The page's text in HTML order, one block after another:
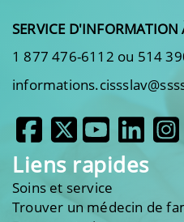
SERVICE
1 877 476-6112 ou 514
Liens rapides
Soins et service
Trouver un médecin de